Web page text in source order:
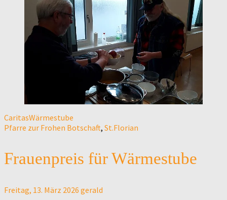
CaritasWärmestube
Pfarre zur Frohen Botschaft, St.Florian
Frauenpreis für Wärmestube
Freitag, 13. März 2026 gerald